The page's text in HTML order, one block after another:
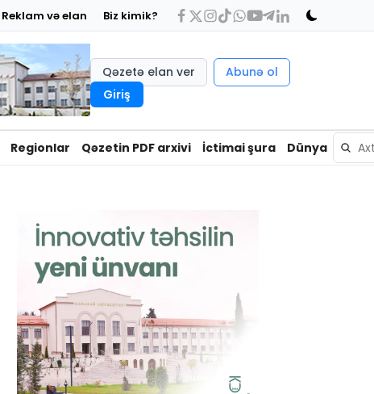
Reklam və elan Biz kimik?
Qəzetə elan ver
Abunə ol
Giriş
Regionlar Qəzetin PDF arxivi İctimai şura Dünya